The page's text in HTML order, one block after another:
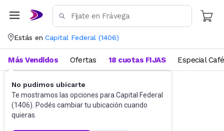
Estás en Capital Federal (1406)
No pudimos ubicarte
Te mostramos las opciones para Capital Federal
(1406). Podés cambiar tu ubicación cuando
quieras.
Más Vendidos Ofertas 18 cuotas FIJAS Especial Café
Celulares Celulares Liberados